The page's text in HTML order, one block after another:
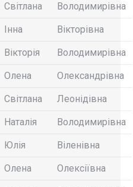
Світлана Володимирівна
Інна Вікторівна
Вікторія Володимирівна
Олена Олександрівна
Світлана Леонідівна
Наталія Володимирівна
Юлія Віленівна
Олена Олексіївна